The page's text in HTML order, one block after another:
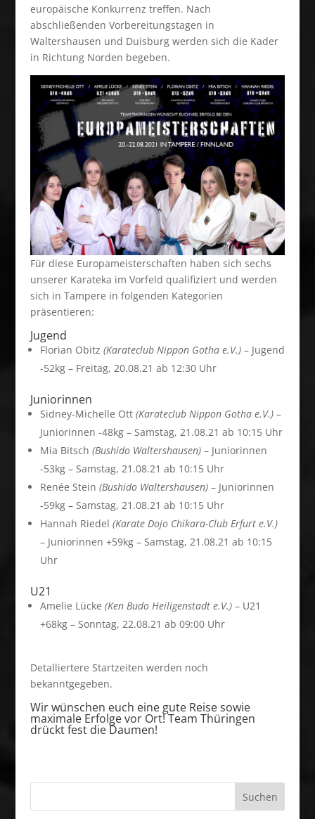
europäische Konkurrenz treffen. Nach
abschließenden Vorbereitungstagen in
Waltershausen und Duisburg werden sich die Kader
in Richtung Norden begeben.
Für diese Europameisterschaften haben sich sechs
unserer Karateka im Vorfeld qualifiziert und werden
sich in Tampere in folgenden Kategorien
präsentieren:
Jugend
Florian Obitz (Karateclub Nippon Gotha e.V.)– Jugend
-52kg – Freitag, 20.08.21 ab 12:30 Uhr
Juniorinnen
Sidney-Michelle Ott (Karateclub Nippon Gotha e.V.)–
Juniorinnen -48kg – Samstag, 21.08.21 ab 10:15 Uhr
Mia Bitsch (Bushido Waltershausen)– Juniorinnen
-53kg – Samstag, 21.08.21 ab 10:15 Uhr
Renée Stein (Bushido Waltershausen)– Juniorinnen
-59kg – Samstag, 21.08.21 ab 10:15 Uhr
Hannah Riedel (Karate Dojo Chikara-Club Erfurt e.V.)
– Juniorinnen +59kg – Samstag, 21.08.21 ab 10:15
Uhr
U21
Amelie Lücke (Ken Budo Heiligenstadt e.V.)– U21
+68kg – Sonntag, 22.08.21 ab 09:00 Uhr
Detalliertere Startzeiten werden noch
bekanntgegeben.
Wir wünschen euch eine gute Reise sowie
maximale Erfolge vor Ort! Team Thüringen
drückt fest die Daumen!
Suchen